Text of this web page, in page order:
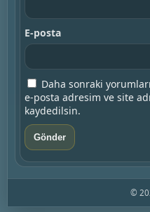
E-posta
Daha sonraki
e-posta adresim ve site
kaydedilsin.
©